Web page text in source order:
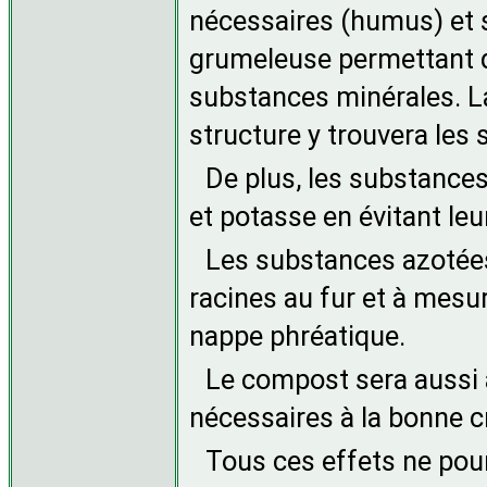
nécessaires (humus)
grumeleuse permettant
substances minérales.
structure y trouvera les
De plus, les
et potasse en évitant
Les substances
racines au fur et à
nappe phréatique.
Le compost sera
nécessaires à la bonne
Tous ces effets ne